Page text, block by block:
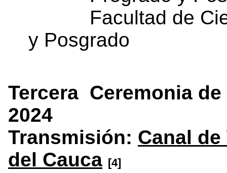
Facultad de
y Posgrado
Tercera Ceremonia
2024
Transmisión: Canal
del Cauca [4]